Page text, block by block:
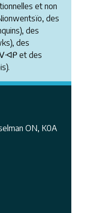
et non
des
des
des
et des
ON, K0A